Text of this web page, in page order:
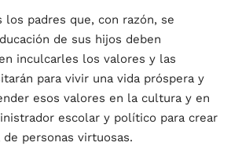
los padres que, con razón, se
de sus hijos deben
inculcarles los valores y las
para vivir una vida próspera y
esos valores en la cultura y en
escolar y político para crear
de personas virtuosas.